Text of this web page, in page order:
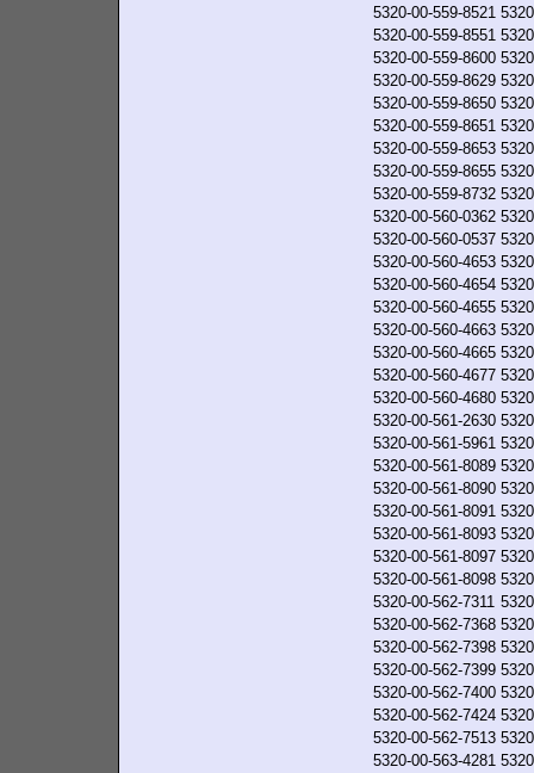
5320-00-559-8521
5320-00-559-8551
5320-00-559-8600
5320-00-559-8629
5320-00-559-8650
5320-00-559-8651
5320-00-559-8653
5320-00-559-8655
5320-00-559-8732
5320-00-560-0362
5320-00-560-0537
5320-00-560-4653
5320-00-560-4654
5320-00-560-4655
5320-00-560-4663
5320-00-560-4665
5320-00-560-4677
5320-00-560-4680
5320-00-561-2630
5320-00-561-5961
5320-00-561-8089
5320-00-561-8090
5320-00-561-8091
5320-00-561-8093
5320-00-561-8097
5320-00-561-8098
5320-00-562-7311
5320-00-562-7368
5320-00-562-7398
5320-00-562-7399
5320-00-562-7400
5320-00-562-7424
5320-00-562-7513
5320-00-563-4281